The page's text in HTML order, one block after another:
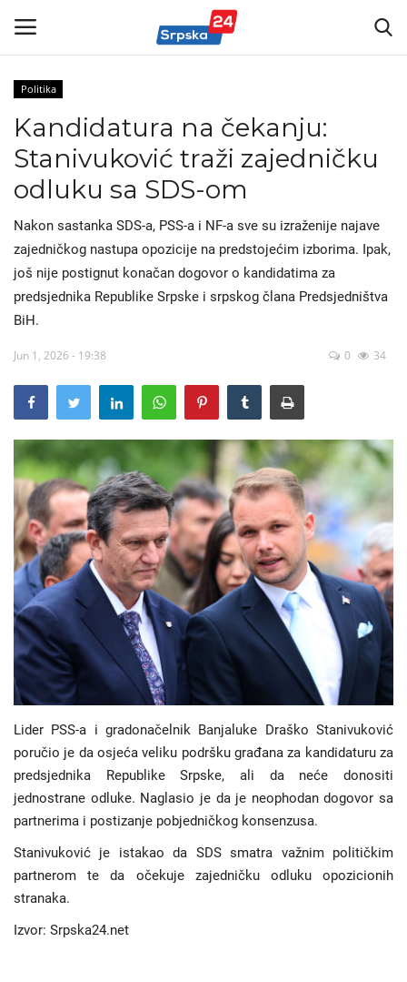
Vijesti
Kontakt
Marketing
Politika
Sport
Korona Virus
Auto-moto
Hronika
Gradovi
Turizam
Biznis
Jezik
Latinica Ћирилица
Politika
Kandidatura na čekanju:
Stanivuković traži zajedničku
odluku sa SDS-om
Nakon sastanka SDS-a, PSS-a i NF-a sve su izraženije najave
zajedničkog nastupa opozicije na predstojećim izborima. Ipak,
još nije postignut konačan dogovor o kandidatima za
predsjednika Republike Srpske i srpskog člana Predsjedništva
BiH.
Jun 1, 2026 - 19:38 0 34
Lider PSS-a i gradonačelnik Banjaluke Draško Stanivuković
poručio je da osjeća veliku podršku građana za kandidaturu za
predsjednika Republike Srpske, ali da neće donositi
jednostrane odluke. Naglasio je da je neophodan dogovor sa
partnerima i postizanje pobjedničkog konsenzusa.
Stanivuković je istakao da SDS smatra važnim političkim
partnerom te da očekuje zajedničku odluku opozicionih
stranaka.
Izvor: Srpska24.net